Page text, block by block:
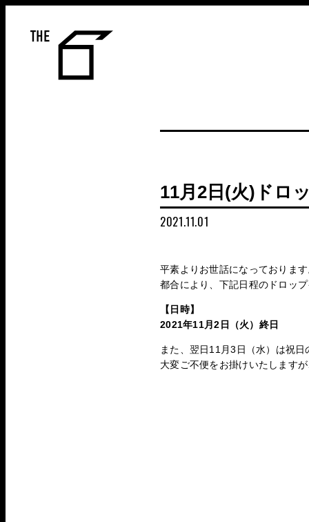
11月2日(火)ドロ
2021.11.01
平素よりお世話になっております
都合により、下記日程のドロッ
【日時】
2021年11月2日（火）終日
また、翌日11月3日（水）は祝日
大変ご不便をお掛けいたします